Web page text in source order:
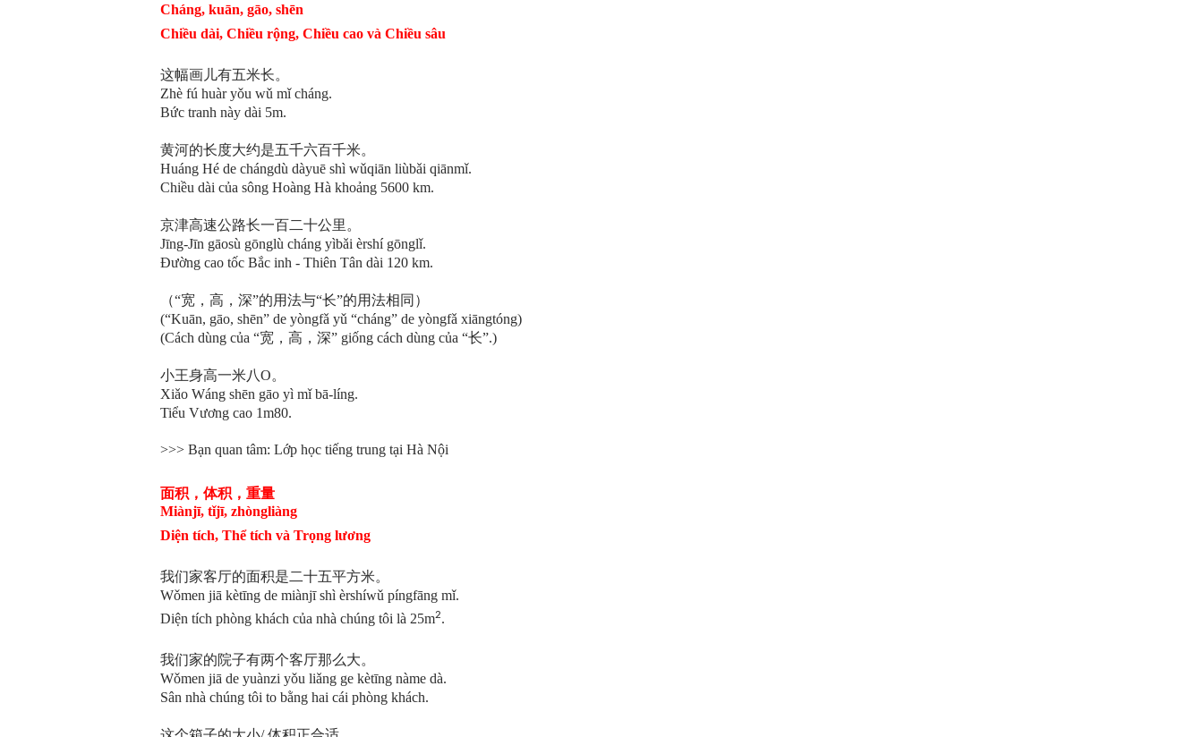
Cháng, kuān, gāo, shēn
Chiều dài, Chiều rộng, Chiều cao và Chiều sâu
这幅画儿有五米长。
Zhè fú huàr yǒu wǔ mǐ cháng.
Bức tranh này dài 5m.
黄河的长度大约是五千六百千米。
Huáng Hé de chángdù dàyuē shì wǔqiān liùbǎi qiānmǐ.
Chiều dài của sông Hoàng Hà khoảng 5600 km.
京津高速公路长一百二十公里。
Jīng-Jīn gāosù gōnglù cháng yìbǎi èrshí gōnglǐ.
Đường cao tốc Bắc inh - Thiên Tân dài 120 km.
（“宽，高，深”的用法与“长”的用法相同）
(“Kuān, gāo, shēn” de yòngfǎ yǔ “cháng” de yòngfǎ xiāngtóng)
(Cách dùng của “宽，高，深” giống cách dùng của “长”.)
小王身高一米八O。
Xiǎo Wáng shēn gāo yì mǐ bā-líng.
Tiểu Vương cao 1m80.
>>> Bạn quan tâm: Lớp học tiếng trung tại Hà Nội
面积，体积，重量
Miànjī, tǐjī, zhòngliàng
Diện tích, Thể tích và Trọng lương
我们家客厅的面积是二十五平方米。
Wǒmen jiā kètīng de miànjī shì èrshíwǔ píngfāng mǐ.
Diện tích phòng khách của nhà chúng tôi là 25m2.
我们家的院子有两个客厅那么大。
Wǒmen jiā de yuànzi yǒu liǎng ge kètīng nàme dà.
Sân nhà chúng tôi to bằng hai cái phòng khách.